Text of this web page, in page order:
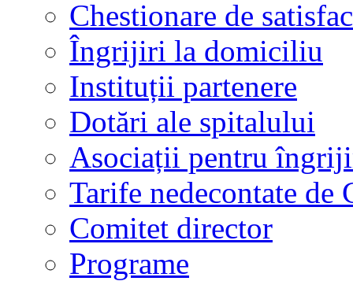
Chestionare de
Îngrijiri la domiciliu
Instituții partenere
Dotări ale spitalului
Asociații pentru
Tarife nedecontate de
Comitet director
Programe